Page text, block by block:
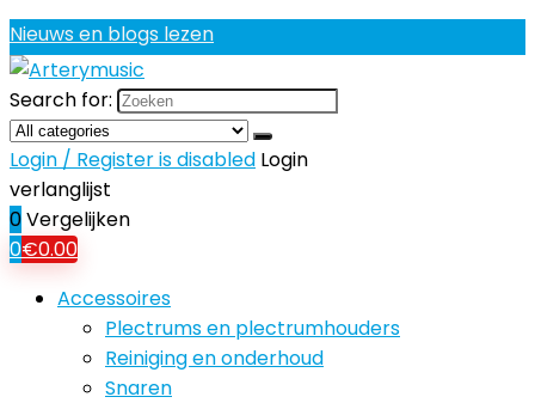
Nieuws en blogs lezen
Search for:
Login / Register is disabled Login
verlanglijst
0Vergelijken
0€0.00
Accessoires
Plectrums en plectrumhouders
Reiniging en onderhoud
Snaren